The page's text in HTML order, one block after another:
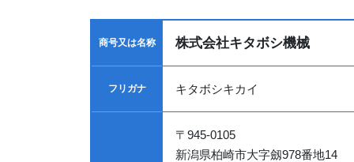
商号又は名称 株式会社キタボシ機械
フリガナ キタボシキカイ
〒 945-0105
新潟県柏崎市大字劔978番地14